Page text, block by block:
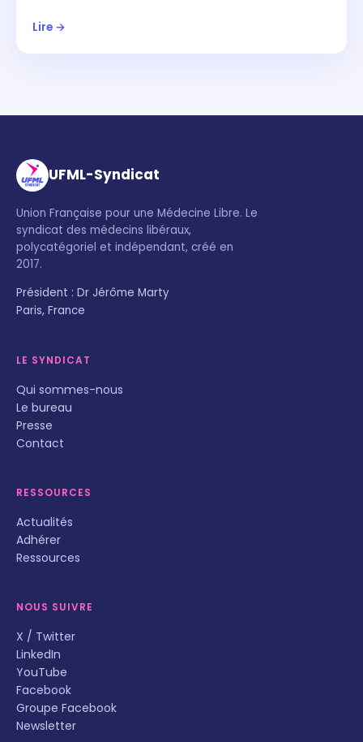
Lire →
UFML-Syndicat
Union Française pour une Médecine Libre. Le
syndicat des médecins libéraux,
polycatégoriel et indépendant, créé en
2017.
Président : Dr Jérôme Marty
Paris, France
LE SYNDICAT
Qui sommes-nous
Le bureau
Presse
Contact
RESSOURCES
Actualités
Adhérer
Ressources
NOUS SUIVRE
X / Twitter
LinkedIn
YouTube
Facebook
Groupe Facebook
Newsletter